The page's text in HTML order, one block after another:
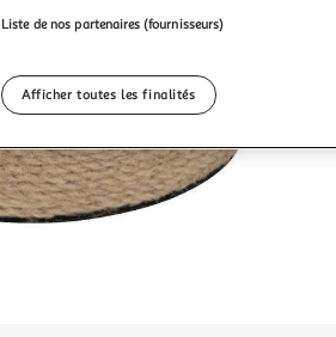
Liste de nos partenaires (fournisseurs)
Afficher toutes les finalités